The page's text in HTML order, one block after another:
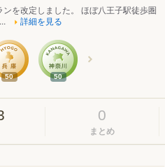
を改定しました。 ほぼ八王子駅徒歩圏
詳細を見る
50 50
0
まとめ